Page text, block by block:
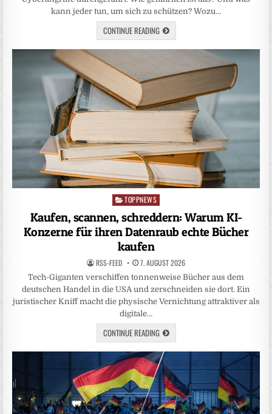
kann jeder tun, um sich zu schützen? Wozu…
CONTINUE READING
Posted
TOPPNEWS
Kaufen, scannen, schreddern: Warum KI-
Konzerne für ihren Datenraub echte Bücher
kaufen
RSS-FEED 7. AUGUST 2026
Tech-Giganten verschiffen tonnenweise Bücher aus dem
deutschen Handel in die USA und zerschneiden sie dort. Ein
juristischer Kniff macht die physische Vernichtung attraktiver als
digitale…
CONTINUE READING